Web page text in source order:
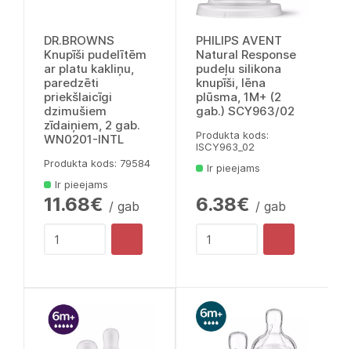
DR.BROWNS
Knupīši pudelītēm
ar platu kakliņu,
paredzēti
priekšlaicīgi
dzimušiem
zīdaiņiem, 2 gab.
WN0201-INTL
Produkta kods: 79584
Ir pieejams
11.68€ / gab
PHILIPS AVENT
Natural Response
pudeļu silikona
knupīši, lēna
plūsma, 1M+ (2
gab.) SCY963/02
Produkta kods:
lSCY963_02
Ir pieejams
6.38€ / gab